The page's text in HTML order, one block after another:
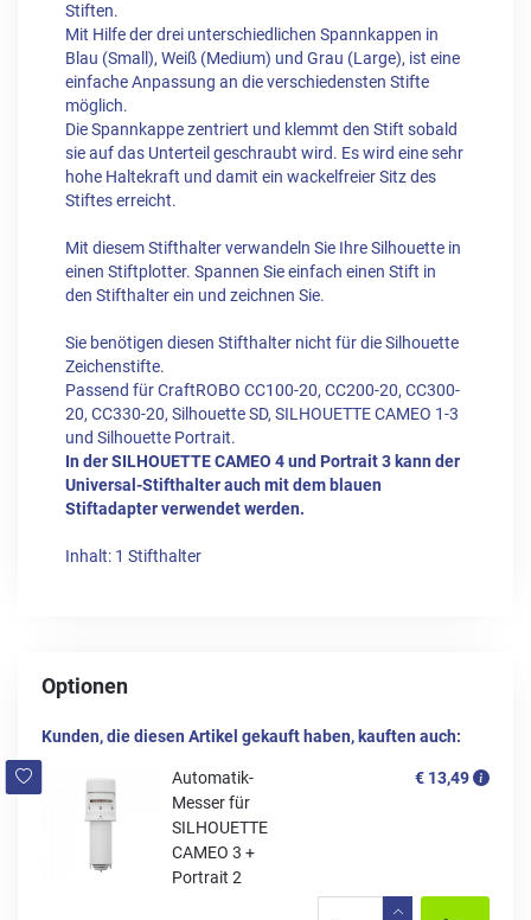
Stiften.
Mit Hilfe der drei unterschiedlichen Spannkappen in
Blau (Small), Weiß (Medium) und Grau (Large), ist eine
einfache Anpassung an die verschiedensten Stifte
möglich.
Die Spannkappe zentriert und klemmt den Stift sobald
sie auf das Unterteil geschraubt wird. Es wird eine sehr
hohe Haltekraft und damit ein wackelfreier Sitz des
Stiftes erreicht.
Mit diesem Stifthalter verwandeln Sie Ihre Silhouette in
einen Stiftplotter. Spannen Sie einfach einen Stift in
den Stifthalter ein und zeichnen Sie.
Sie benötigen diesen Stifthalter nicht für die Silhouette
Zeichenstifte.
Passend für CraftROBO CC100-20, CC200-20, CC300-
20, CC330-20, Silhouette SD, SILHOUETTE CAMEO 1-3
und Silhouette Portrait.
In der SILHOUETTE CAMEO 4 und Portrait 3 kann der
Universal-Stifthalter auch mit dem blauen
Stiftadapter verwendet werden.
Inhalt: 1 Stifthalter
Optionen
Kunden, die diesen Artikel gekauft haben, kauften auch:
Automatik-
Messer für
SILHOUETTE
CAMEO 3 +
Portrait 2
€ 13,49